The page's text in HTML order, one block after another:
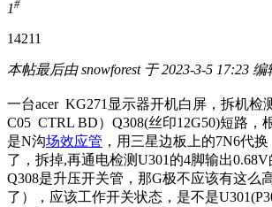
1#
14211
本帖最后由 snowforest 于 2023-3-5 17:23 编
一台acer KG271显示器开机白屏，拆机检
C05 CTRL BD）Q308(丝印12G50)短路，
是N沟场效应管 ，用三星边板上的7N6代
了，拆掉,再通电检测U301的4脚输出
Q308是升压开关管，那G极不应该有这么
了），应该工作开关状态，是不是